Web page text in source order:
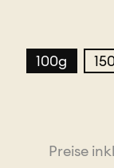
100g
Preise